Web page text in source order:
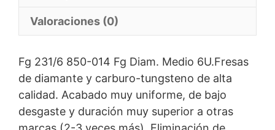
Valoraciones (0)
Fg 231/6 850-014 Fg Diam. Medio 6U.Fresas
de diamante y carburo-tungsteno de alta
calidad. Acabado muy uniforme, de bajo
desgaste y duración muy superior a otras